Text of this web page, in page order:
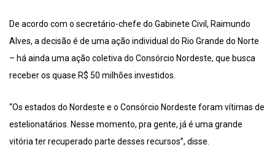
De acordo com o secretário-chefe do Gabinete Civil, Raimundo
Alves, a decisão é de uma ação individual do Rio Grande do Norte
– há ainda uma ação coletiva do Consórcio Nordeste, que busca
receber os quase R$ 50 milhões investidos.
“Os estados do Nordeste e o Consórcio Nordeste foram vítimas de
estelionatários. Nesse momento, pra gente, já é uma grande
vitória ter recuperado parte desses recursos”, disse.